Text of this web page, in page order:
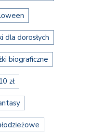
dla dorosłych
biograficzne
zł